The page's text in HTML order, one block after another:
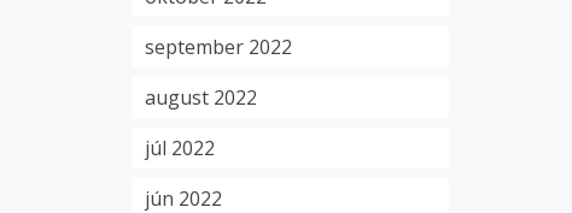
september 2022
august 2022
júl 2022
jún 2022